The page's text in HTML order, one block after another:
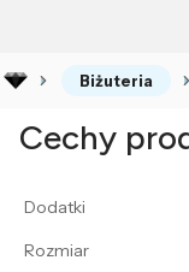
Biżuteria
Cechy
Dodatki
Rozmiar